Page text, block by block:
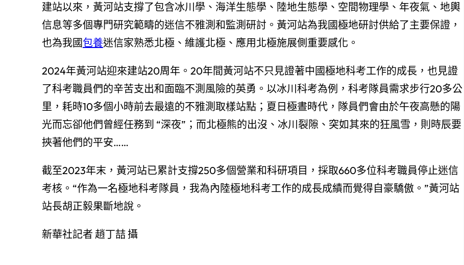
建站以來，黃河站支撐了包含冰川學、海洋生態學、陸地生態學、空間物理學、年夜氣、地輿
信息等多個專門研究範疇的迷信不雅測和監測研討。黃河站為我國極地研討供給了主要保證，
也為我國包養迷信家熟悉北極、維護北極、應用北極施展側重要感化。
2024年黃河站迎來建站20周年。20年間黃河站不只見證著中國極地科考工作的成長，也見證
了科考職員們的辛苦支出和面臨不測風險的英勇。以冰川科考為例，科考隊員需求步行20多公
里，耗時10多個小時前去最遠的不雅測取樣站點；夏日極晝時代，隊員們會由於午夜高懸的陽
光而忘卻他們曾經任務到 “深夜”；而北極熊的出沒、冰川裂隙、突如其來的狂風雪，則時辰要
挾著他們的平安……
截至2023年末，黃河站已累計支撐250多個營業和科研項目，採取660多位科考職員停止迷信
考核。“作為一名極地科考隊員，我為內陸極地科考工作的成長成績而覺得自豪驕傲。”黃河站
站長胡正毅果斷地說。
新華社記者 趙丁喆 攝